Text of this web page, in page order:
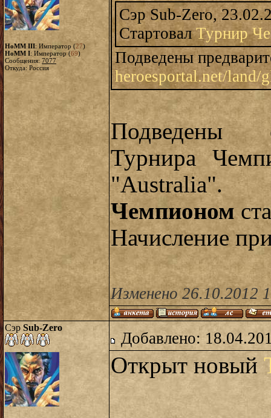
HoMM III: Император (27)
HoMM I: Император (69)
Сообщения: 7077
Откуда: Россия
Сэр Sub-Zero,
СтартовалТурнир
Подведены
heroesportal.net/land/
Подведены
Турнира
"Australia".
Чемпионом
Начисление
Изменено 26.10.2012
Сэр Sub-Zero
Добавлено:
Открыт новый